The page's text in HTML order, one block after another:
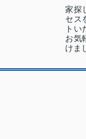
家探
セス
ト
お気
けま